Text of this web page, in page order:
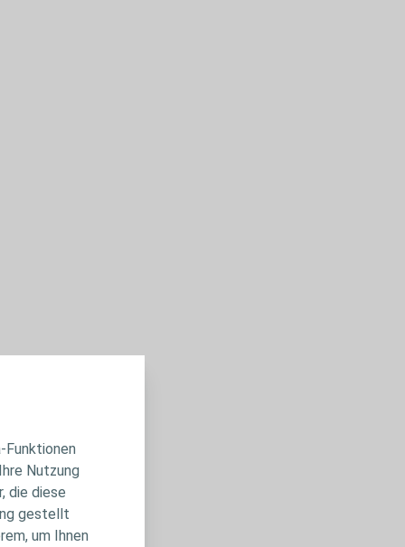
Funktionen
Nutzung
die diese
gestellt
um Ihnen
10114 - PZN VE: 00596211 -
Rastring/Haftzone:50mm - Stoma-größe:25mm